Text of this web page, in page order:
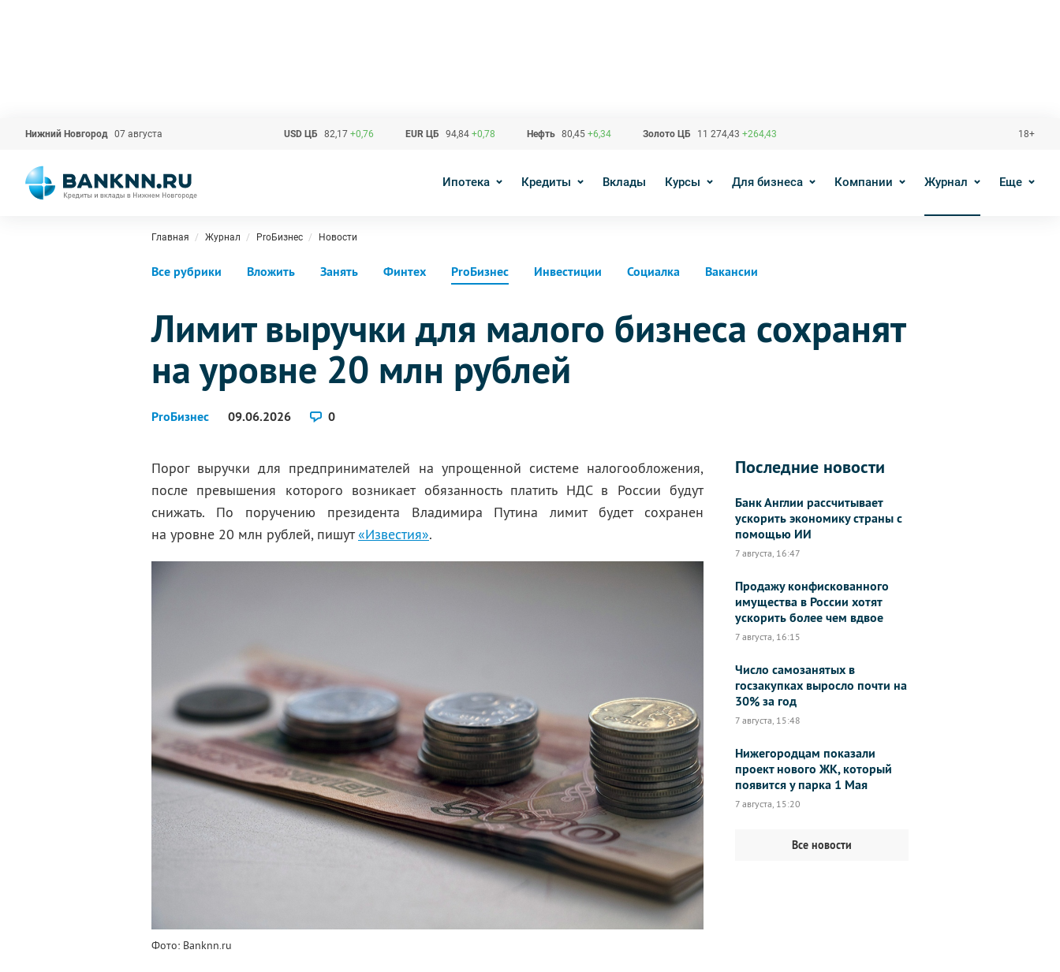
Нижний Новгород 07 августа USD ЦБ 82,17 +0,76 EUR ЦБ 94,84 +0,78 Нефть 80,45 +6,34 Золото ЦБ 11 274,43 +264,43 18+
Ипотека Кредиты Вклады Курсы Для бизнеса Компании Журнал Еще
Главная Журнал ProБизнес Новости
Все рубрики Вложить Занять Финтех ProБизнес Инвестиции Социалка Вакансии
Лимит выручки для малого бизнеса сохранят
на уровне 20 млн рублей
ProБизнес 09.06.2026 0
Порог выручки для предпринимателей на упрощенной системе налогообложения,
после превышения которого возникает обязанность платить НДС в России будут
снижать. По поручению президента Владимира Путина лимит будет сохранен
на уровне 20 млн рублей, пишут«Известия».
Фото: Banknn.ru
Последние новости
Банк Англии рассчитывает
ускорить экономику страны с
помощью ИИ
7 августа, 16:47
Продажу конфискованного
имущества в России хотят
ускорить более чем вдвое
7 августа, 16:15
Число самозанятых в
госзакупках выросло почти на
30% за год
7 августа, 15:48
Нижегородцам показали
проект нового ЖК, который
появится у парка 1 Мая
7 августа, 15:20
Все новости